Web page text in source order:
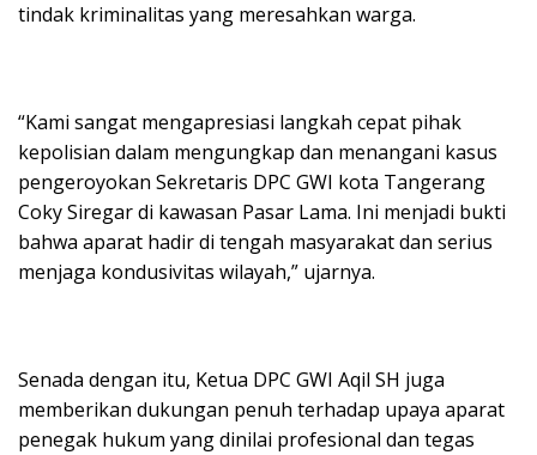
tindak kriminalitas yang meresahkan warga.
“Kami sangat mengapresiasi langkah cepat pihak
kepolisian dalam mengungkap dan menangani kasus
pengeroyokan Sekretaris DPC GWI kota Tangerang
Coky Siregar di kawasan Pasar Lama. Ini menjadi bukti
bahwa aparat hadir di tengah masyarakat dan serius
menjaga kondusivitas wilayah,” ujarnya.
Senada dengan itu, Ketua DPC GWI Aqil SH juga
memberikan dukungan penuh terhadap upaya aparat
penegak hukum yang dinilai profesional dan tegas